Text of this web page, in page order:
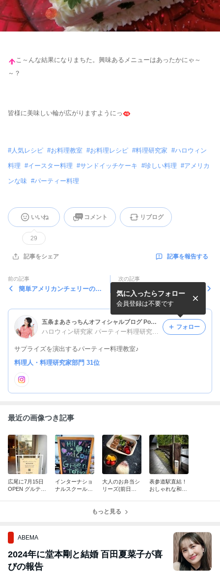
こ～んな結果になりまちた。興味あるメニューはあったかにゃ～
～？
皆様に美味しい輪が広がりますようにっ
#人気レシピ #お料理教室 #お料理レシピ #料理研究家 #ハロウィン
料理 #イースター料理 #サンドイッチケーキ #珍しい料理 #アメリカ
ンな味 #パーティー料理
いいね
29
コメント リブログ
記事をシェア 記事を報告する
前の記事
簡単アメリカンチェリーのコ
次の記事
月曜日の朝に歴史は繰り返
す。
五条まあさっちんオフィシャルブログ Powered by Ameba
サプライズを演出するパーティー料理教室♪
気に入ったらフォロー
会員登録は不要です
フォロー
料理人・料理研究家部門 31位
最近の画像つき記事
広尾に7月15日
OPEN グルテン
インターナショ
ナルスクールで
大人のお弁当シ
リーズ(前日の
表参道駅直結！
おしゃれな和カ
もっと見る
ABEMA
2024年に堂本剛と結婚 百田夏菜子が喜
びの報告